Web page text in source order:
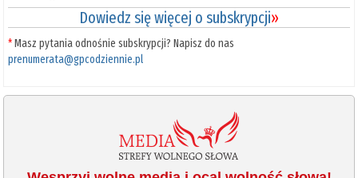
Dowiedz się więcej o subskrypcji»
*Masz pytania odnośnie subskrypcji? Napisz do nas
prenumerata@gpcodziennie.pl